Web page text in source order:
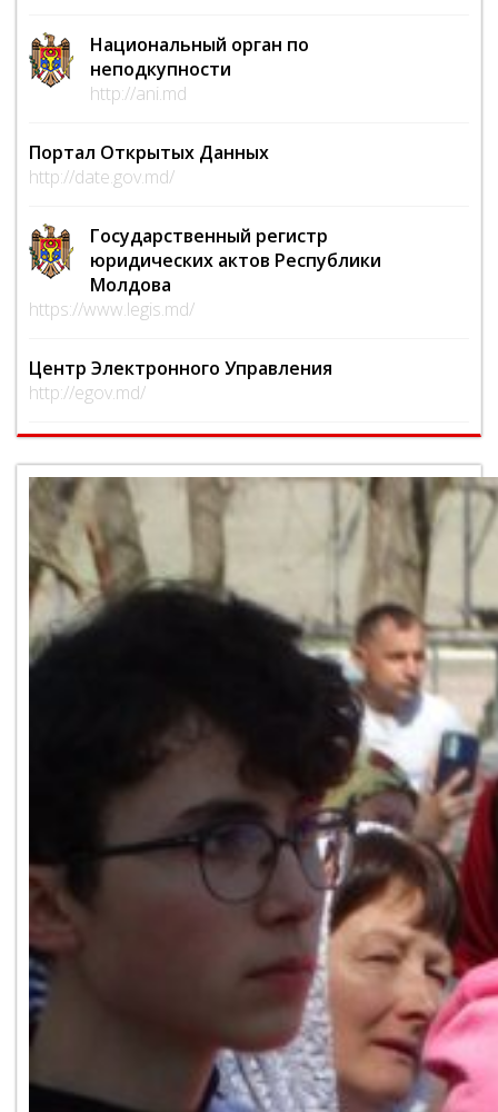
Национальный орган по
неподкупности
http://ani.md
Портал Открытых Данных
http://date.gov.md/
Государственный регистр
юридических актов Республики
Молдова
https://www.legis.md/
Центр Электронного Управления
http://egov.md/